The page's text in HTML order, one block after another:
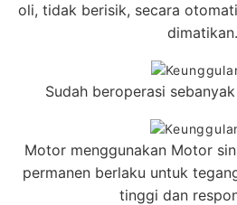
oli, tidak berisik, secara
dimatikan.
Sudah beroperasi
Motor menggunakan Motor
permanen berlaku untuk
tinggi dan